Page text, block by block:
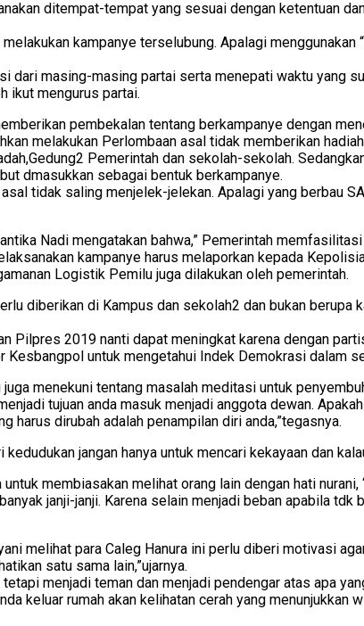
ditempat-tempat yang sesuai dengan ketentuan
kampanye terselubung. Apalagi
dari masing-masing partai serta menepati waktu yang
ikut mengurus partai.
pembekalan tentang berkampanye dengan
melakukan Perlombaan asal tidak memberikan
Pemerintah dan sekolah-sekolah.
dmasukkan sebagai bentuk berkampanye.
tidak saling menjelek-jelekan. Apalagi yang berbau
Nadi mengatakan bahwa,” Pemerintah
kampanye harus melaporkan kepada
Logistik Pemilu juga dilakukan oleh pemerintah.
diberikan di Kampus dan sekolah2 dan bukan berupa
Pilpres 2019 nanti dapat meningkat karena dengan
untuk mengetahui Indek Demokrasi dalam
menekuni tentang masalah meditasi untuk
tujuan anda masuk menjadi anggota dewan.
harus dirubah adalah penampilan diri anda,”tegasnya.
jangan hanya untuk mencari kekayaan dan
membiasakan melihat orang lain dengan hati
janji-janji. Karena selain menjadi beban apabila
melihat para Caleg Hanura ini perlu diberi motivasi
satu sama lain,”ujarnya.
menjadi teman dan menjadi pendengar atas apa
keluar rumah akan kelihatan cerah yang menunjukkan